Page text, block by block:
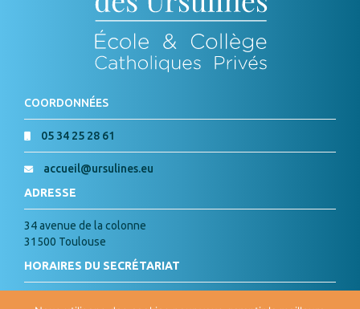
COORDONNÉES
05 34 25 28 61
accueil@ursulines.eu
ADRESSE
34 avenue de la colonne
31500 Toulouse
HORAIRES DU SECRÉTARIAT